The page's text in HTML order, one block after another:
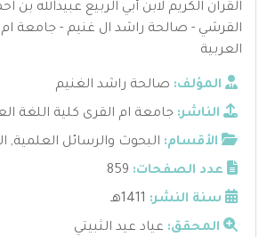
القرآن الكريم لابن أبي الربيع عبيدالله بن
القرشي - صالحة راشد ال غنيم - جامعة ام
العربية
المؤلف: صالحة راشد الغنيم
الناشر: جامعة ام القرى كلية اللغة
الأقسام: البحوث والرسائل العلمية,
عدد الصفحات: 859
سنة النشر: 1411هـ
المحقق: عياد عيد الثبيتي